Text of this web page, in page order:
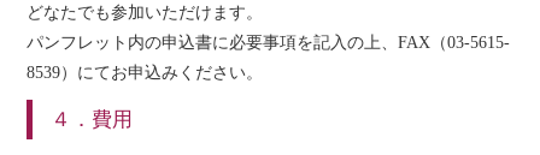
どなたでも参加いただけます。
パンフレット内の申込書に必要事項を記入の上、FAX（03-5615-
8539）にてお申込みください。
４．費用